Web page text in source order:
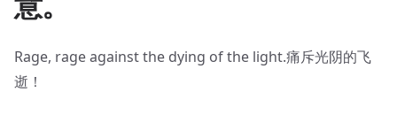
Rage, rage against the dying of the light.痛斥光阴的飞
逝！